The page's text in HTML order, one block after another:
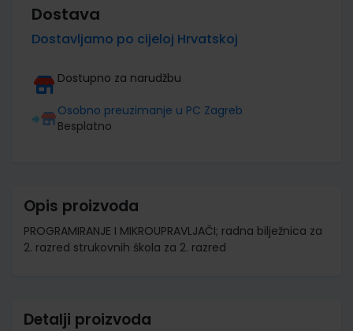
Dostava
Dostavljamo po cijeloj Hrvatskoj
Dostupno za narudžbu
Osobno preuzimanje u PC Zagreb
Besplatno
Opis proizvoda
PROGRAMIRANJE I MIKROUPRAVLJAČI; radna bilježnica za
2. razred strukovnih škola za 2. razred
Detalji proizvoda